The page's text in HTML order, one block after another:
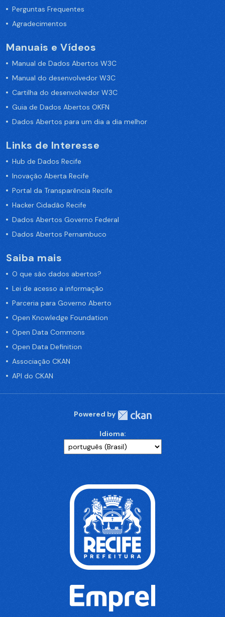
Perguntas Frequentes
Agradecimentos
Manuais e Vídeos
Manual de Dados Abertos W3C
Manual do desenvolvedor W3C
Cartilha do desenvolvedor W3C
Guia de Dados Abertos OKFN
Dados Abertos para um dia a dia melhor
Links de Interesse
Hub de Dados Recife
Inovação Aberta Recife
Portal da Transparência Recife
Hacker Cidadão Recife
Dados Abertos Governo Federal
Dados Abertos Pernambuco
Saiba mais
O que são dados abertos?
Lei de acesso a informação
Parceria para Governo Aberto
Open Knowledge Foundation
Open Data Commons
Open Data Definition
Associação CKAN
API do CKAN
Powered by
Idioma